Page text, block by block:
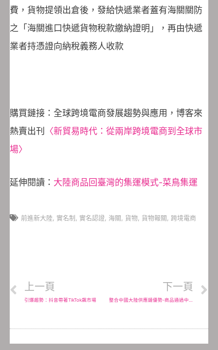
費，貨物提領出倉後，發給快遞業者蓋有海關關防
之「海關進口快遞貨物稅款繳納證明」，再由快遞
業者持憑證向納稅義務人收款
購買鏈接：全球跨境電商發展趨勢與應用，博客來
熱賣出刊
〈新貿易時代：從兩岸跨境電商到全球市
場〉
延伸閱讀： 大陸商品回臺灣的集運模式-菜鳥集運
前進新大陸 實名制 實名認證 海關 貨物 貨物報關 跨境電商
上一頁
引爆趨勢：抖音帶著TikTok飆市場
下一頁